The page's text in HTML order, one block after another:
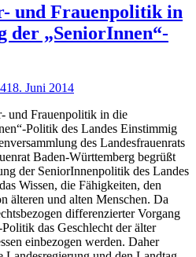
und Frauenpolitik in
der „SeniorInnen“-
18. Juni 2014
und Frauenpolitik in die
Politik des Landes Einstimmig
des Landesfrauenrats
Baden-Württemberg begrüßt
der SeniorInnenpolitik des Landes
Wissen, die Fähigkeiten, den
älteren und alten Menschen. Da
differenzierter Vorgang
das Geschlecht der älter
einbezogen werden. Daher